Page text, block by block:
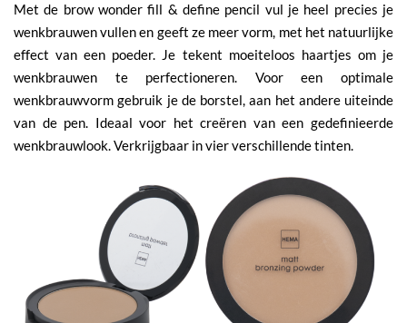
Met de brow wonder fill & define pencil vul je heel precies je
wenkbrauwen vullen en geeft ze meer vorm, met het natuurlijke
effect van een poeder. Je tekent moeiteloos haartjes om je
wenkbrauwen te perfectioneren. Voor een optimale
wenkbrauwvorm gebruik je de borstel, aan het andere uiteinde
van de pen. Ideaal voor het creëren van een gedefinieerde
wenkbrauwlook. Verkrijgbaar in vier verschillende tinten.